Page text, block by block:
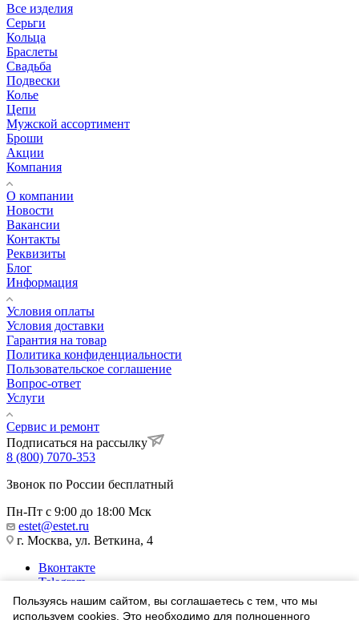
Все изделия
Серьги
Кольца
Браслеты
Свадьба
Подвески
Колье
Цепи
Мужской ассортимент
Броши
Акции
Компания
О компании
Новости
Вакансии
Контакты
Реквизиты
Блог
Информация
Условия оплаты
Условия доставки
Гарантия на товар
Политика конфиденциальности
Пользовательское соглашение
Вопрос-ответ
Услуги
Сервис и ремонт
Подписаться на рассылку
8 (800) 7070-353
Звонок по России бесплатный
Пн-Пт с 9:00 до 18:00 Мск
estet@estet.ru
г. Москва, ул. Веткина, 4
Вконтакте
Telegram
Одноклассники
WhatsApp
Пользуясь нашим сайтом, вы соглашаетесь с тем, что мы
используем cookies. Это необходимо для полноценного